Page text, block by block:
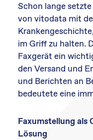
Schon lange
von vitodata mit
im Griff zu halten.
Faxgerät ein
den Versand und
und Berichten an
bedeutete eine
Faxumstellung als
Lösung